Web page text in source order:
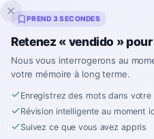
Inklingo
Accueil› Espagnol›Dictionnaire ›
PREND 3 SECONDES
Retenez « vendido »
Nous vous interrogerons au
votre mémoire à long terme.
Enregistrez des mots dans votre
Révision intelligente au moment
Suivez ce que vous avez appris